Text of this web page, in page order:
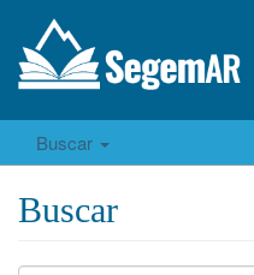
Buscar
Buscar